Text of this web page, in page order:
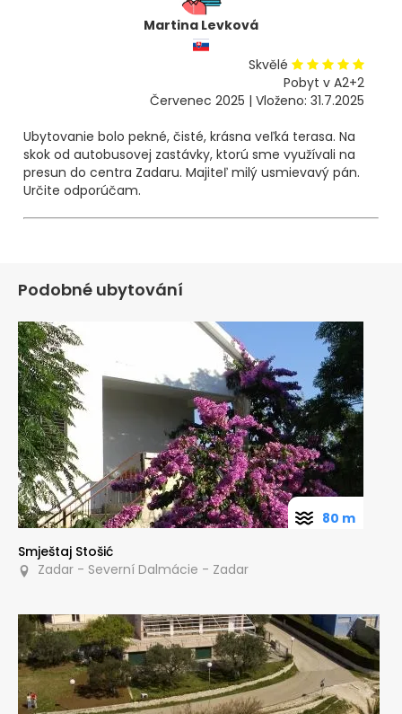
Martina Levková
Skvělé
Pobyt v A2+2
Červenec 2025 | Vloženo: 31.7.2025
Ubytovanie bolo pekné, čisté, krásna veľká terasa. Na
skok od autobusovej zastávky, ktorú sme využívali na
presun do centra Zadaru. Majiteľ milý usmievavý pán.
Určite odporúčam.
Podobné ubytování
Smještaj Stošić
Zadar - Severní Dalmácie - Zadar
80 m